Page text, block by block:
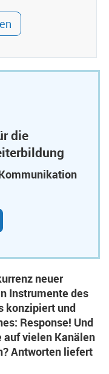
die
neuer
Instrumente des
konzipiert und
Response! Und
auf vielen Kanälen
Antworten liefert